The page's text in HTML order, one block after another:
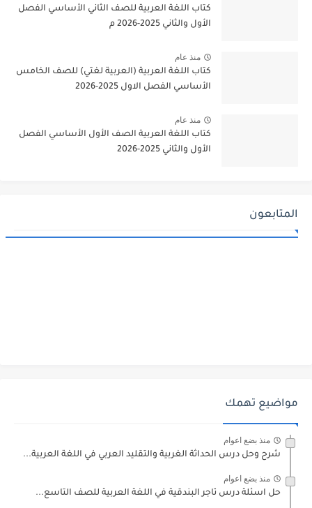
كتاب اللغة العربية للصف الثاني الأساسي الفصل
الأول والثاني 2025-2026 م
منذ عام
كتاب اللغة العربية (العربية لغتي) للصف الخامس
الأساسي الفصل الاول 2025-2026
منذ عام
كتاب اللغة العربية الصف الأول الأساسي الفصل
الأول والثاني 2025-2026
المتابعون
مواضيع تهمك
منذ بضع اعوام
شرح وحل درس الحداثة الغربية والتقليد العربي في اللغة العربية...
منذ بضع اعوام
حل اسئلة درس تاجر البندقية في اللغة العربية للصف التاسع...